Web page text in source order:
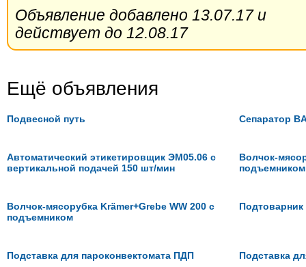
Объявление добавлено 13.07.17 и
действует до 12.08.17
Ещё объявления
Подвесной путь Сепаратор
Автоматический этикетировщик ЭМ05.06 с
вертикальной подачей 150 шт/мин
Волчок-
подъемником
Волчок-мясорубка Krämer+Grebe WW 200 с
подъемником
Подтоварник
Подставка для пароконвектомата ПДП Подставка